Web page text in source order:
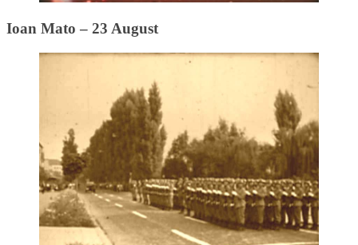
Ioan Mato – 23 August